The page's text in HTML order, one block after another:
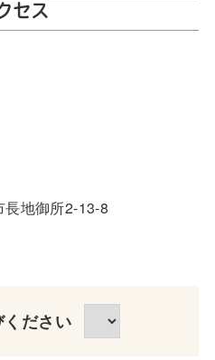
セス
長地御所2-13-8
ください